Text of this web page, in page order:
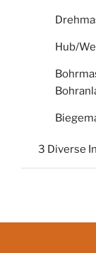
Hub/
3 Diverse